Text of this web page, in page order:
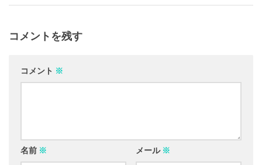
コメントを残す
コメント ※
名前 ※ メール ※